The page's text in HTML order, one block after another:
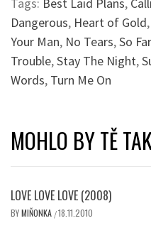
Tags: Best Laid Plans,
Dangerous, Heart of Gold,
Your Man, No Tears,So
Trouble,Stay The Night,
Words, Turn Me On
MOHLO BY TĚ
LOVE LOVE LOVE (2008)
BYMIŇONKA /18.11.2010